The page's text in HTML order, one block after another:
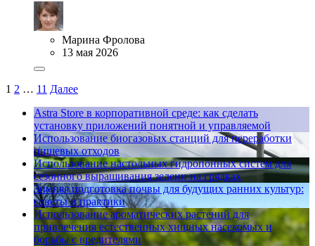
Марина Фролова
13 мая 2026
1 2 … 11 Далее
Astra Store в корпоративной среде: как сделать
установку приложений понятной и управляемой
Использование биогазовых станций для переработки
пищевых отходов
Использование настольных гидропонных систем для
сезонного выращивания зелени на грядках
Зимняя подготовка почвы для будущих ранних культур:
советы и практики
Использование ароматических растений для
привлечения естественных хищных насекомых и
борьбы с вредителями